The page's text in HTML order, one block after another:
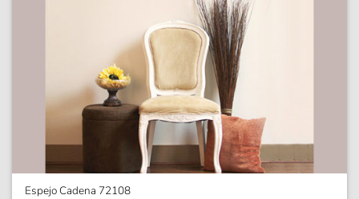
Espejo Cadena 72108